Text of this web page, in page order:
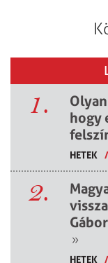
1.
hogy
HETEK /
2.
»
HETEK /